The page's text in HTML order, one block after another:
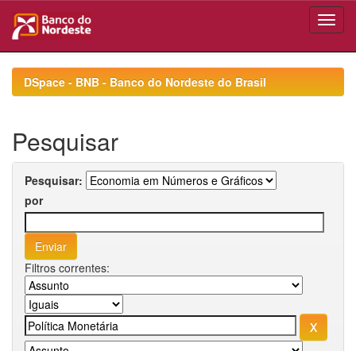
navigationDSpace - BNB - Banco do Nordeste do Brasil
Pesquisar
Pesquisar:
por
Filtros correntes: